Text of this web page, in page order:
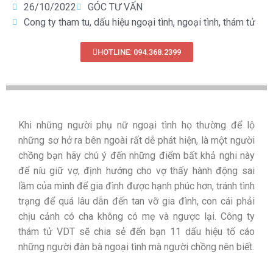
26/10/2022
GÓC TƯ VẤN
Cong ty tham tu, dấu hiệu ngoại tình, ngoại tình, thám tử
HOTLINE: 094.368.2399
Khi những người phụ nữ ngoại tình họ thường để lộ
những sơ hở ra bên ngoài rất dễ phát hiện, là một người
chồng bạn hãy chú ý đến những điểm bất khả nghi này
để níu giữ vợ, định hướng cho vợ thấy hành động sai
lầm của mình để gia đình được hạnh phúc hơn, tránh tình
trạng để quá lâu dẫn đến tan vỡ gia đình, con cái phải
chịu cảnh có cha không có mẹ và ngược lại. Công ty
thám tử VDT sẽ chia sẻ đến bạn 11 dấu hiệu tố cáo
những người đàn bà ngoại tình mà người chồng nên biết.